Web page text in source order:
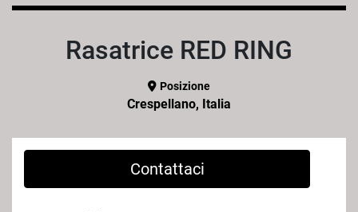
Rasatrice RED RING
Posizione
Crespellano, Italia
Contattaci